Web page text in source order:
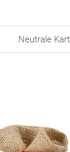
Neutrale